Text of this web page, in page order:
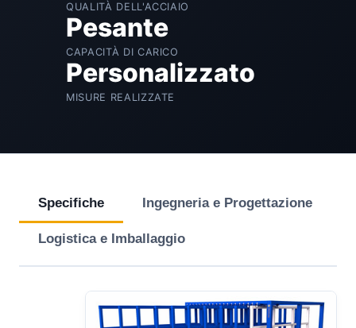
QUALITÀ DELL'ACCIAIO
Pesante
CAPACITÀ DI CARICO
Personalizzato
MISURE REALIZZATE
Specifiche Ingegneria e Progettazione
Logistica e Imballaggio